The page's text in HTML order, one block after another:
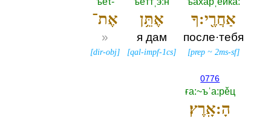
אַחֲרֶ֖י:ךָ
после·тебя
[prep ~2ms-sf]
אֶתֵּ֥ן
я дам
[qal-impf-1cs]
אֶת־
»
[dir-obj]
0776
ға:~ъˈа:рěц
הָ:אָֽרֶץ׃